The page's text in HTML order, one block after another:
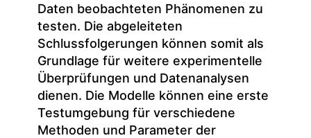
Daten beobachteten Phänomenen zu
testen. Die abgeleiteten
Schlussfolgerungen können somit als
Grundlage für weitere experimentelle
Überprüfungen und Datenanalysen
dienen. Die Modelle können eine erste
Testumgebung für verschiedene
Methoden und Parameter der